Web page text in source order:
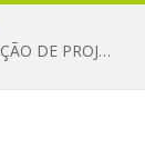
CHAMAMENTO PÚBLICO Nº 01/2026 – SELEÇÃO DE PROJETOS PARA FIRMAR TERMO DE EXECUÇÃO CULTURAL COM RECURSOS DA POLÍTICA NACIONAL ALDIR BLANC DE FOMENTO À CULTURA – PNAB (LEI Nº 14.399/2022)